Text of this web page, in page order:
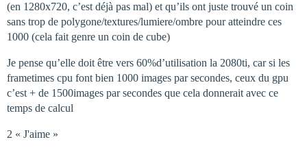
(en 1280x720, c’est déjà pas mal) et qu’ils ont juste trouvé un coin
sans trop de polygone/textures/lumiere/ombre pour atteindre ces
1000 (cela fait genre un coin de cube)
Je pense qu’elle doit être vers 60%d’utilisation la 2080ti, car si les
frametimes cpu font bien 1000 images par secondes, ceux du gpu
c’est + de 1500images par secondes que cela donnerait avec ce
temps de calcul
2 « J'aime »